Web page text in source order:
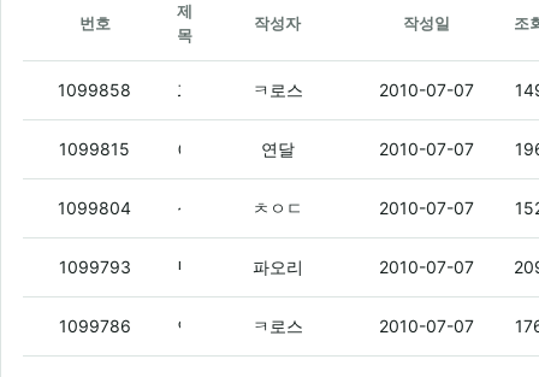
번호
제
목
작성자 작성일 조
1099858 ㅋ로스 2010-07-07
1099815 (8)
연달 2010-07-07
1099804 ㅊㅇㄷ 2010-07-07
1099793 (5)
파오리 2010-07-07
1099786 (2)
ㅋ로스 2010-07-07